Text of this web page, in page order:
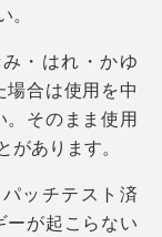
・はれ・かゆ
合は使用を中
。そのまま使用
あります。
ッチテスト済
ーが起こらない